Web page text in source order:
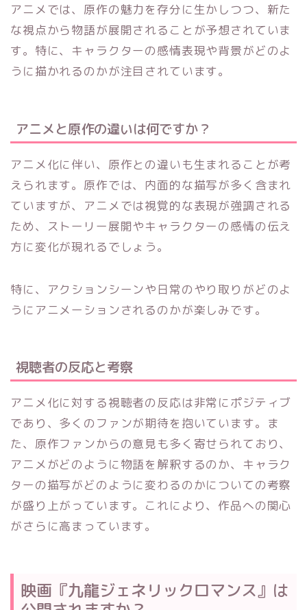
アニメでは、原作の魅力を存分に生かしつつ、新た
な視点から物語が展開されることが予想されていま
す。特に、キャラクターの感情表現や背景がどのよ
うに描かれるのかが注目されています。
アニメと原作の違いは何ですか？
アニメ化に伴い、原作との違いも生まれることが考
えられます。原作では、内面的な描写が多く含まれ
ていますが、アニメでは視覚的な表現が強調される
ため、ストーリー展開やキャラクターの感情の伝え
方に変化が現れるでしょう。
特に、アクションシーンや日常のやり取りがどのよ
うにアニメーションされるのかが楽しみです。
視聴者の反応と考察
アニメ化に対する視聴者の反応は非常にポジティブ
であり、多くのファンが期待を抱いています。ま
た、原作ファンからの意見も多く寄せられており、
アニメがどのように物語を解釈するのか、キャラク
ターの描写がどのように変わるのかについての考察
が盛り上がっています。これにより、作品への関心
がさらに高まっています。
映画『九龍ジェネリックロマンス』は